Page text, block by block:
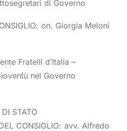
di Governo
on. Giorgia Meloni
Fratelli d’Italia –
nel Governo
DI STATO
CONSIGLIO: avv. Alfredo